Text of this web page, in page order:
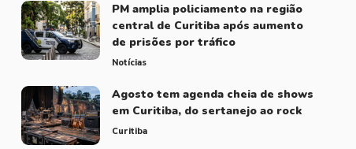
PM amplia policiamento na região
central de Curitiba após aumento
de prisões por tráfico
Notícias
Agosto tem agenda cheia de shows
em Curitiba, do sertanejo ao rock
Curitiba